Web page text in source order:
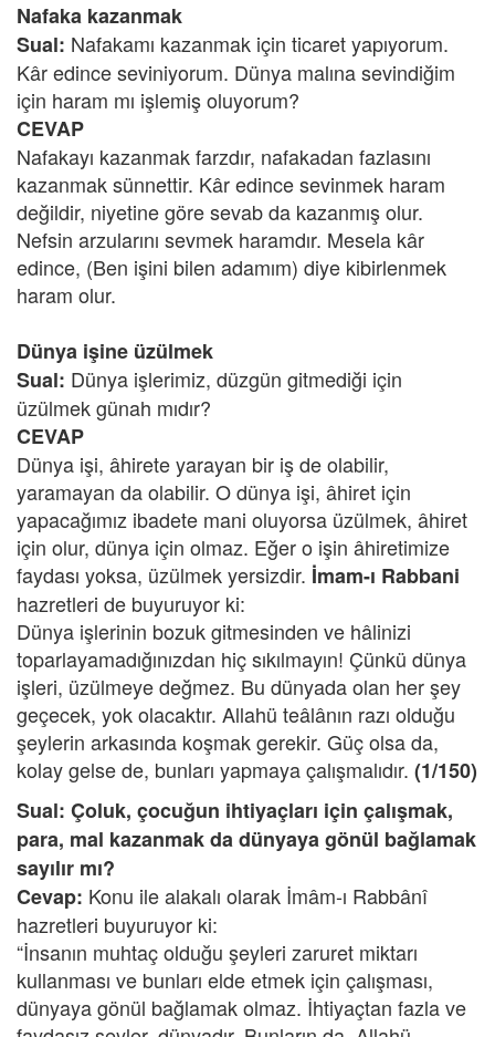
Nafaka kazanmak
Sual: Nafakamı kazanmak için ticaret yapıyorum.
Kâr edince seviniyorum. Dünya malına sevindiğim
için haram mı işlemiş oluyorum?
CEVAP
Nafakayı kazanmak farzdır, nafakadan fazlasını
kazanmak sünnettir. Kâr edince sevinmek haram
değildir, niyetine göre sevab da kazanmış olur.
Nefsin arzularını sevmek haramdır. Mesela kâr
edince, (Ben işini bilen adamım) diye kibirlenmek
haram olur.
Dünya işine üzülmek
Sual: Dünya işlerimiz, düzgün gitmediği için
üzülmek günah mıdır?
CEVAP
Dünya işi, âhirete yarayan bir iş de olabilir,
yaramayan da olabilir. O dünya işi, âhiret için
yapacağımız ibadete mani oluyorsa üzülmek, âhiret
için olur, dünya için olmaz. Eğer o işin âhiretimize
faydası yoksa, üzülmek yersizdir. İmam-ı Rabbani
hazretleri de buyuruyor ki:
Dünya işlerinin bozuk gitmesinden ve hâlinizi
toparlayamadığınızdan hiç sıkılmayın! Çünkü dünya
işleri, üzülmeye değmez. Bu dünyada olan her şey
geçecek, yok olacaktır. Allahü teâlânın razı olduğu
şeylerin arkasında koşmak gerekir. Güç olsa da,
kolay gelse de, bunları yapmaya çalışmalıdır. (1/150)
Sual: Çoluk, çocuğun ihtiyaçları için çalışmak,
para, mal kazanmak da dünyaya gönül bağlamak
sayılır mı?
Cevap: Konu ile alakalı olarak İmâm-ı Rabbânî
hazretleri buyuruyor ki:
“İnsanın muhtaç olduğu şeyleri zaruret miktarı
kullanması ve bunları elde etmek için çalışması,
dünyaya gönül bağlamak olmaz. İhtiyaçtan fazla ve